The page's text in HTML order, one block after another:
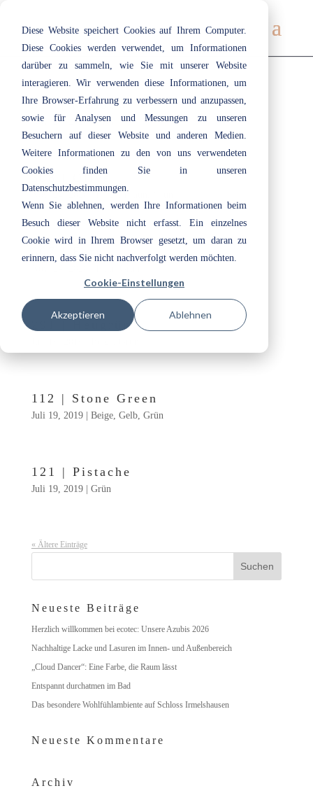
Diese Website speichert Cookies auf Ihrem Computer.
Diese Cookies werden verwendet, um Informationen
darüber zu sammeln, wie Sie mit unserer Website
interagieren. Wir verwenden diese Informationen, um
Ihre Browser-Erfahrung zu verbessern und anzupassen,
sowie für Analysen und Messungen zu unseren
Besuchern auf dieser Website und anderen Medien.
Weitere Informationen zu den von uns verwendeten
Cookies finden Sie in unseren
Datenschutzbestimmungen.
Wenn Sie ablehnen, werden Ihre Informationen beim
Besuch dieser Website nicht erfasst. Ein einzelnes
Cookie wird in Ihrem Browser gesetzt, um daran zu
erinnern, dass Sie nicht nachverfolgt werden möchten.
Cookie-Einstellungen
Akzeptieren Ablehnen
311 | Meadow
Nov. 24, 2020|Grün
308 | Olive
Beige
307 | Fern
291 | Heugrün
112 | Stone Green
Juli 19, 2019| Beige, Gelb, Grün
121 | Pistache
Juli 19, 2019| Grün
« Ältere Einträge
Neueste Beiträge
Herzlich willkommen bei ecotec: Unsere Azubis 2026
Nachhaltige Lacke und Lasuren im Innen- und Außenbereich
„Cloud Dancer“: Eine Farbe, die Raum lässt
Entspannt durchatmen im Bad
Das besondere Wohlfühlambiente auf Schloss Irmelshausen
Neueste Kommentare
Archiv